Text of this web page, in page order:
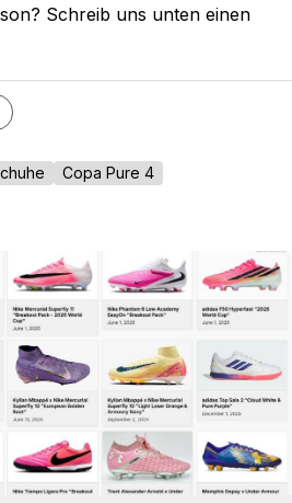
Schreib uns unten einen
Copa Pure 4